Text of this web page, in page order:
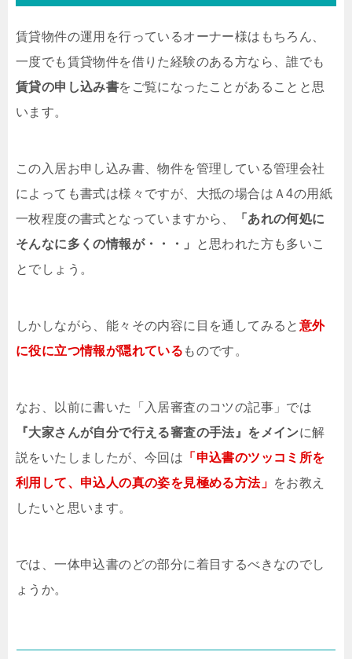
賃貸物件の運用を行っているオーナー様はもちろん、
一度でも賃貸物件を借りた経験のある方なら、誰でも
賃貸の申し込み書をご覧になったことがあることと思
います。
この入居お申し込み書、物件を管理している管理会社
によっても書式は様々ですが、大抵の場合はＡ4の用紙
一枚程度の書式となっていますから、
「あれの何処に
そんなに多くの情報が・・・」
と思われた方も多いこ
とでしょう。
しかしながら、能々その内容に目を通してみると 意外
に役に立つ情報が隠れている ものです。
なお、以前に書いた「入居審査のコツの記事」では
『大家さんが自分で行える審査の手法』をメインに解
説をいたしましたが、今回は 「申込書のツッコミ所を
利用して、申込人の真の姿を見極める方法」 をお教え
したいと思います。
では、一体申込書のどの部分に着目するべきなのでし
ょうか。